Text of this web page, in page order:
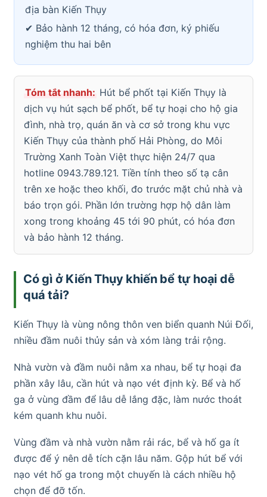
địa bàn Kiến Thụy
✔ Bảo hành 12 tháng, có hóa đơn, ký phiếu
nghiệm thu hai bên
Tóm tắt nhanh: Hút bể phốt tại Kiến Thụy là
dịch vụ hút sạch bể phốt, bể tự hoại cho hộ gia
đình, nhà trọ, quán ăn và cơ sở trong khu vực
Kiến Thụy của thành phố Hải Phòng, do Môi
Trường Xanh Toàn Việt thực hiện 24/7 qua
hotline 0943.789.121. Tiền tính theo số tạ cân
trên xe hoặc theo khối, đo trước mặt chủ nhà và
báo trọn gói. Phần lớn trường hợp hộ dân làm
xong trong khoảng 45 tới 90 phút, có hóa đơn
và bảo hành 12 tháng.
Có gì ở Kiến Thụy khiến bể tự hoại dễ
quá tải?
Kiến Thụy là vùng nông thôn ven biển quanh Núi Đối,
nhiều đầm nuôi thủy sản và xóm làng trải rộng.
Nhà vườn và đầm nuôi nằm xa nhau, bể tự hoại đa
phần xây lâu, cần hút và nạo vét định kỳ. Bể và hố
ga ở vùng đầm để lâu dễ lắng đặc, làm nước thoát
kém quanh khu nuôi.
Vùng đầm và nhà vườn nằm rải rác, bể và hố ga ít
được để ý nên dễ tích cặn lâu năm. Gộp hút bể với
nạo vét hố ga trong một chuyến là cách nhiều hộ
chọn để đỡ tốn.